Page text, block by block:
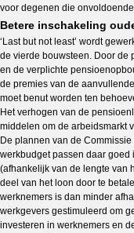
voor degenen die
Betere inschakeling
‘Last but not least’ wordt
de vierde bouwsteen. Door de
en de verplichte
de premies van de
moet benut worden ten
Het verhogen van de
middelen om de arbeidsmarkt
De plannen van de
werkbudget passen daar
(afhankelijk van de lengte van
deel van het loon door te
werknemers is dan minder
werkgevers gestimuleerd om
investeren in werknemers en